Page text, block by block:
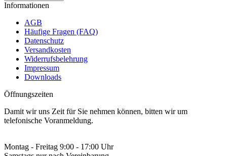
Informationen
AGB
Häufige Fragen (FAQ)
Datenschutz
Versandkosten
Widerrufsbelehrung
Impressum
Downloads
Öffnungszeiten
Damit wir uns Zeit für Sie nehmen können, bitten wir um
telefonische Voranmeldung.
Montag - Freitag 9:00 - 17:00 Uhr